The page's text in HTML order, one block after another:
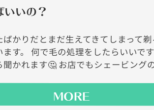
いの？
ばかりだとまだ生えてきてしまって
ます。 何で毛の処理をしたらいいで
聞かれます🤔 お店でもシェービング
MORE